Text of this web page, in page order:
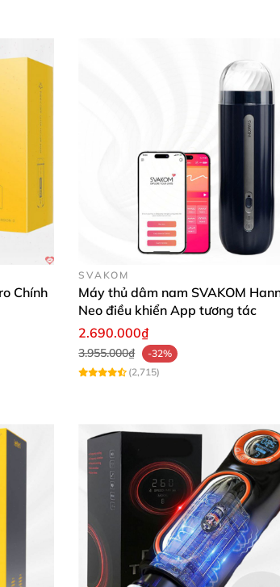
Âm Đạo Giả
Chính
SVAKOM
Máy thủ dâm nam SVAKOM
Neo điều khiển App tương tác
2.690.000₫
3.955.000₫
-32%
(2,715)